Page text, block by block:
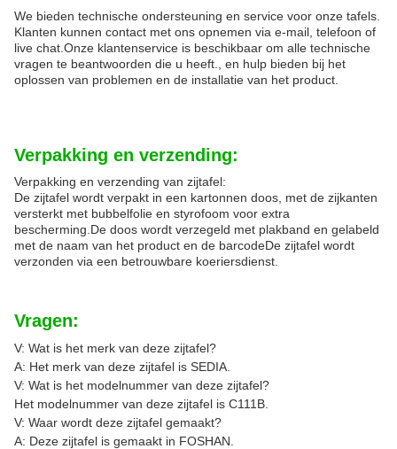
We bieden technische ondersteuning en service voor onze tafels.
Klanten kunnen contact met ons opnemen via e-mail, telefoon of
live chat.Onze klantenservice is beschikbaar om alle technische
vragen te beantwoorden die u heeft., en hulp bieden bij het
oplossen van problemen en de installatie van het product.
Verpakking en verzending:
Verpakking en verzending van zijtafel:
De zijtafel wordt verpakt in een kartonnen doos, met de zijkanten
versterkt met bubbelfolie en styrofoom voor extra
bescherming.De doos wordt verzegeld met plakband en gelabeld
met de naam van het product en de barcodeDe zijtafel wordt
verzonden via een betrouwbare koeriersdienst.
Vragen:
V: Wat is het merk van deze zijtafel?
A: Het merk van deze zijtafel is SEDIA.
V: Wat is het modelnummer van deze zijtafel?
Het modelnummer van deze zijtafel is C111B.
V: Waar wordt deze zijtafel gemaakt?
A: Deze zijtafel is gemaakt in FOSHAN.